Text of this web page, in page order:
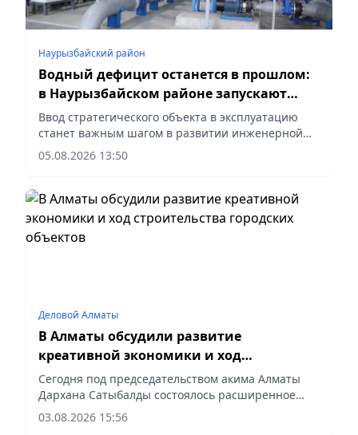
Наурызбайский район
Водный дефицит останется в прошлом:
в Наурызбайском районе запускают
станцию "Аксай"
Ввод стратегического объекта в эксплуатацию
станет важным шагом в развитии инженерной
инфраструктуры района и позволит обеспечить
растущее население качественной питьевой
корреспондент vapress.kz.
05.08.2026 13:50
Деловой Алматы
В Алматы обсудили развитие
креативной экономики и ход
строительства городских объектов
Сегодня под председательством акима Алматы
Дархана Сатыбалды состоялось расширенное
аппаратное совещание. Первым вопросом на
повестке дня были обозначены меры по
03.08.2026 15:56